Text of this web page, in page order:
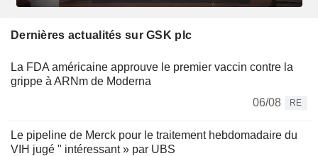
Dernières actualités sur GSK plc
La FDA américaine approuve le premier vaccin contre la
grippe à ARNm de Moderna
06/08
RE
Le pipeline de Merck pour le traitement hebdomadaire du
VIH jugé " intéressant » par UBS